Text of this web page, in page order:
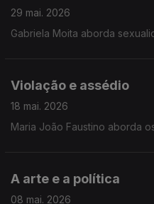
29 mai. 2026
Gabriela Moita aborda
Violação e assédio
18 mai. 2026
Maria João Faustino aborda
A arte e a política
08 mai. 2026